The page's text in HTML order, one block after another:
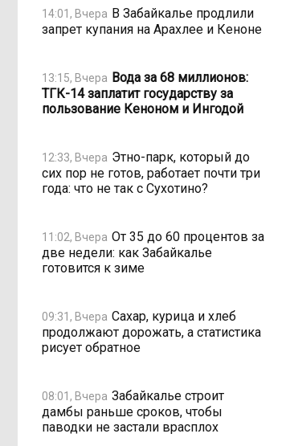
14:01, Вчера В Забайкалье продлили
запрет купания на Арахлее и Кеноне
13:15, Вчера Вода за 68 миллионов:
ТГК-14 заплатит государству за
пользование Кеноном и Ингодой
12:33, Вчера Этно-парк, который до
сих пор не готов, работает почти три
года: что не так с Сухотино?
11:02, Вчера От 35 до 60 процентов за
две недели: как Забайкалье
готовится к зиме
09:31, Вчера Сахар, курица и хлеб
продолжают дорожать, а статистика
рисует обратное
08:01, Вчера Забайкалье строит
дамбы раньше сроков, чтобы
паводки не застали врасплох